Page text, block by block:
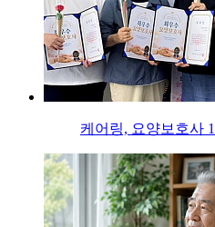
케어링, 요양보호사